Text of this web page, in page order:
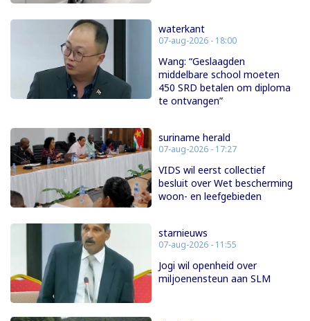
waterkant
07-aug-2026 - 18:00
Wang: “Geslaagden
middelbare school moeten
450 SRD betalen om diploma
te ontvangen”
suriname herald
07-aug-2026 - 17:27
VIDS wil eerst collectief
besluit over Wet bescherming
woon- en leefgebieden
starnieuws
07-aug-2026 - 11:55
Jogi wil openheid over
miljoenensteun aan SLM